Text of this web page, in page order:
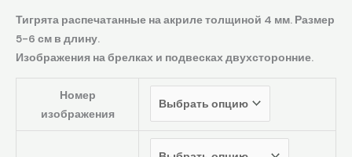
Тигрята распечатанные на акриле толщиной 4 мм. Размер
5-6 см в длину.
Изображения на брелках и подвесках двухсторонние.
Номер
изображения